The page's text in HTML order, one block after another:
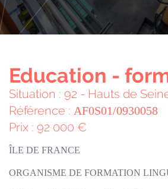
Education -
Situation : 92 - Hauts de
Référence : AF0S01/0930058
Prix : 92 000 €
ÎLE DE FRANCE
ORGANISME DE FORMATION